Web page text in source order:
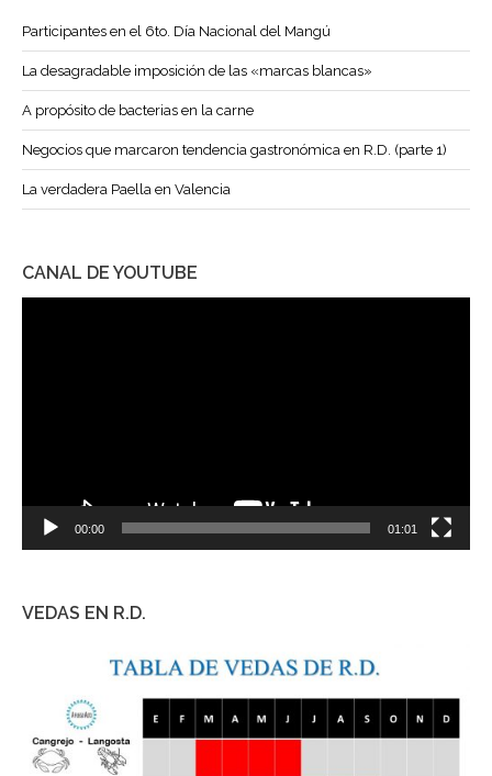
Participantes en el 6to. Día Nacional del Mangú
La desagradable imposición de las «marcas blancas»
A propósito de bacterias en la carne
Negocios que marcaron tendencia gastronómica en R.D. (parte 1)
La verdadera Paella en Valencia
CANAL DE YOUTUBE
00:00 01:01
VEDAS EN R.D.